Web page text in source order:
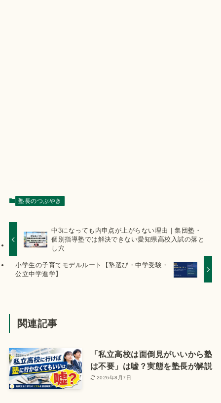
塾長のつぶやき
中3になっても内申点が上がらない理由｜集団塾・
個別指導塾では解決できない愛知県高校入試の落と
し穴
小学生の子育てモデルルート【塾選び・中学受験・
公立中学進学】
関連記事
「私立高校は面倒見がいいから塾
は不要」は嘘？実態を塾長が解説
2026年8月7日